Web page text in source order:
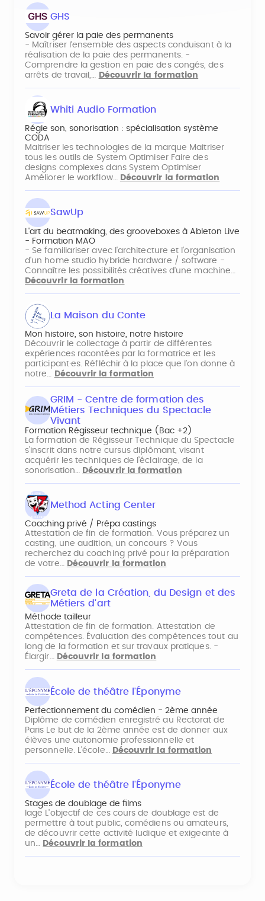
GHS
Savoir gérer la paie des permanents
- Maîtriser l’ensemble des aspects conduisant à la
réalisation de la paie des permanents. -
Comprendre la gestion en paie des congés, des
arrêts de travail,… Découvrir la formation
Whiti Audio Formation
Régie son, sonorisation : spécialisation système
CODA
Maitriser les technologies de la marque Maitriser
tous les outils de System Optimiser Faire des
designs complexes dans System Optimiser
Améliorer le workflow… Découvrir la formation
SawUp
L'art du beatmaking, des grooveboxes à Ableton Live
- Formation MAO
- Se familiariser avec l'architecture et l'organisation
d'un home studio hybride hardware / software -
Connaître les possibilités créatives d'une machine…
Découvrir la formation
La Maison du Conte
Mon histoire, son histoire, notre histoire
Découvrir le collectage à partir de différentes
expériences racontées par la formatrice et les
participant·es. Réfléchir à la place que l’on donne à
notre… Découvrir la formation
GRIM - Centre de formation des
Métiers Techniques du Spectacle
Vivant
Formation Régisseur technique (Bac +2)
La formation de Régisseur Technique du Spectacle
s’inscrit dans notre cursus diplômant, visant
acquérir les techniques de l’éclairage, de la
sonorisation… Découvrir la formation
Method Acting Center
Coaching privé / Prépa castings
Attestation de fin de formation. Vous préparez un
casting, une audition, un concours ? Vous
recherchez du coaching privé pour la préparation
de votre… Découvrir la formation
Greta de la Création, du Design et des
Métiers d'art
Méthode tailleur
Attestation de fin de formation. Attestation de
compétences. Évaluation des compétences tout au
long de la formation et sur travaux pratiques. -
Élargir… Découvrir la formation
École de théâtre l'Éponyme
Perfectionnement du comédien - 2ème année
Diplôme de comédien enregistré au Rectorat de
Paris Le but de la 2ème année est de donner aux
élèves une autonomie professionnelle et
personnelle. L'école…
Découvrir la formation
École de théâtre l'Éponyme
Stages de doublage de films
lage L'objectif de ces cours de doublage est de
permettre à tout public, comédiens ou amateurs,
de découvrir cette activité ludique et exigeante à
un… Découvrir la formation